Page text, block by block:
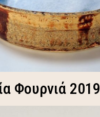
Φουρνιά 2019